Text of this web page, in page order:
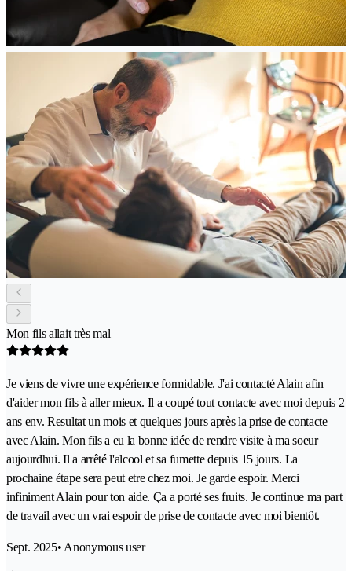
Mon fils allait très mal
Je viens de vivre une expérience formidable. J'ai contacté Alain afin
d'aider mon fils à aller mieux. Il a coupé tout contacte avec moi depuis 2
ans env. Resultat un mois et quelques jours après la prise de contacte
avec Alain. Mon fils a eu la bonne idée de rendre visite à ma soeur
aujourdhui. Il a arrêté l'alcool et sa fumette depuis 15 jours. La
prochaine étape sera peut etre chez moi. Je garde espoir. Merci
infiniment Alain pour ton aide. Ça a porté ses fruits. Je continue ma part
de travail avec un vrai espoir de prise de contacte avec moi bientôt.
Sept. 2025• Anonymous user